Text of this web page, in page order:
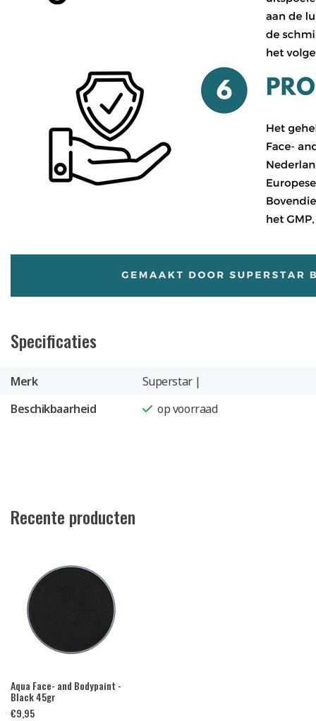
Specificaties
Merk
Superstar |
Beschikbaarheid
op voorraad
Recente producten
Aqua Face- and Bodypaint -
Black 45gr
€9,95